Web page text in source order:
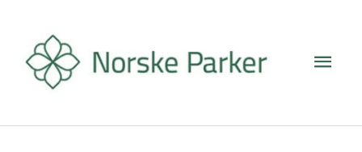
innholdet